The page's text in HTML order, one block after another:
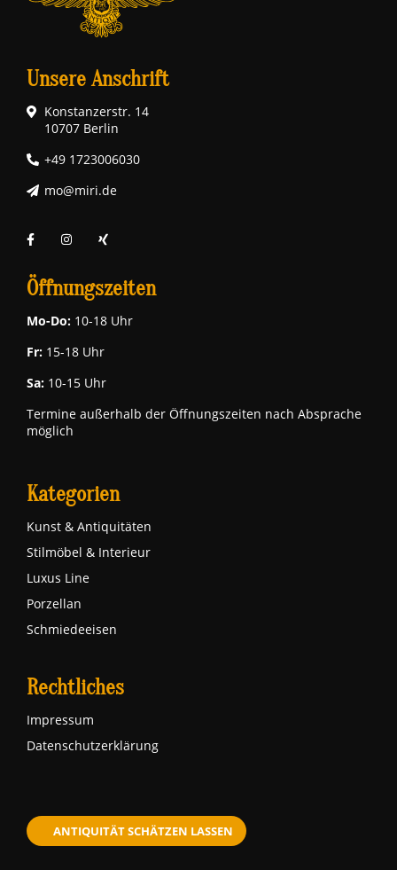
Unsere Anschrift
Konstanzerstr. 14
10707 Berlin
+49 1723006030
mo@miri.de
Öffnungszeiten
Mo-Do: 10-18 Uhr
Fr: 15-18 Uhr
Sa: 10-15 Uhr
Termine außerhalb der Öffnungszeiten nach Absprache
möglich
Kategorien
Kunst & Antiquitäten
Stilmöbel & Interieur
Luxus Line
Porzellan
Schmiedeeisen
Rechtliches
Impressum
Datenschutzerklärung
ANTIQUITÄT SCHÄTZEN LASSEN